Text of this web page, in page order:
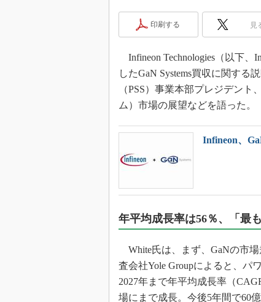
踊
こ
製
光
“異
イ
印刷する 見
Infineon Technologies（以下、
したGaN Systems買収に関す
（PSS）事業本部プレジデン
ム）市場の展望などを語った。
Infineon、
年平均成長率は56％、「最
White氏は、まず、GaNの市
査会社Yole Groupによると、パ
2027年まで年平均成長率（
場にまで成長。今後5年間で60